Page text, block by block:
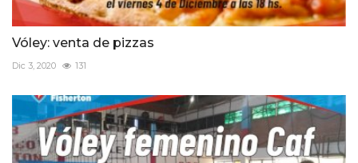
Vóley: venta de pizzas
Dic 3, 2020 131